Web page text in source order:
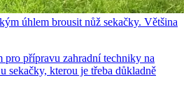
úhlem brousit nůž sekačky. Většina
pro přípravu zahradní techniky na
sekačky, kterou je třeba důkladně